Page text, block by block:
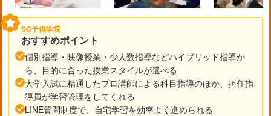
SG予備学院
おすすめポイント
個別指導・映像授業・少人数指導などハイブリッド指導か
ら、目的に合った授業スタイルが選べる
大学入試に精通したプロ講師による科目指導のほか、担任指
導員が学習管理をしてくれる
LINE質問制度で、自宅学習を効率よく進められる